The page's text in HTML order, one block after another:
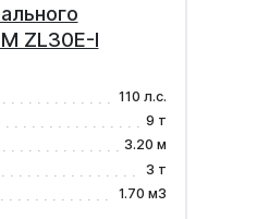
ZL30E-I
110 л.с.
9 т
3.20 м
3 т
1.70 м3